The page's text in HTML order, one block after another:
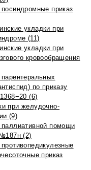
приказ
укладки при
(11)
укладки при
кровообращения
по приказу
(6)
при желудочно-
(9)
помощи
(2)
приказ